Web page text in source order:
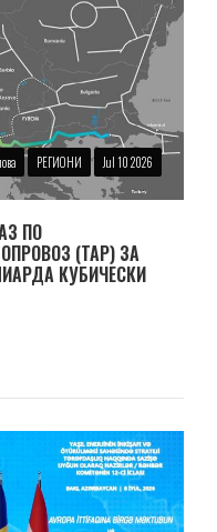
РЕГИОНИ Jul 10 2026
ПО
(TAP) ЗА
КУБИЧЕСКИ